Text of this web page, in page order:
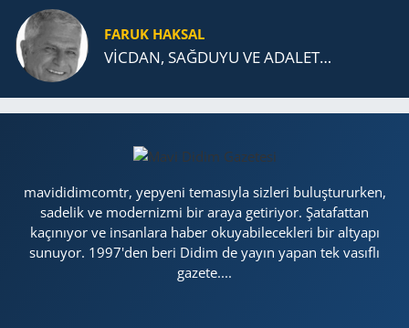
FARUK HAKSAL
VİCDAN, SAĞ­DU­YU VE ADA­LET…
mavididimcomtr, yepyeni temasıyla sizleri buluştururken,
sadelik ve modernizmi bir araya getiriyor. Şatafattan
kaçınıyor ve insanlara haber okuyabilecekleri bir altyapı
sunuyor. 1997'den beri Didim de yayın yapan tek vasıflı
gazete....